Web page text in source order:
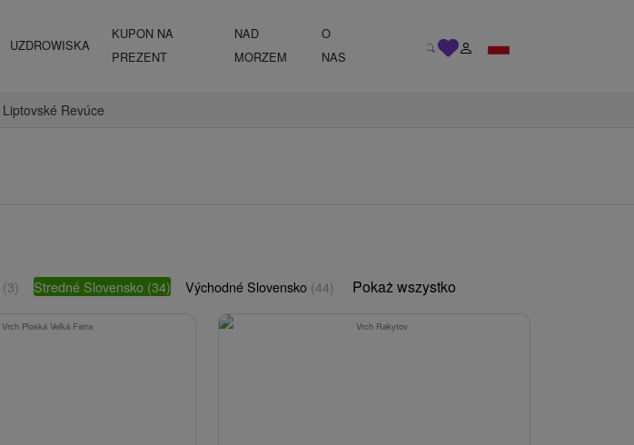
UZDROWISKA
KUPON NA
PREZENT
NAD
MORZEM
O
NAS
Liptovské Revúce
(3) Stredné Slovensko (34) Východné Slovensko (44) Pokaż wszystko